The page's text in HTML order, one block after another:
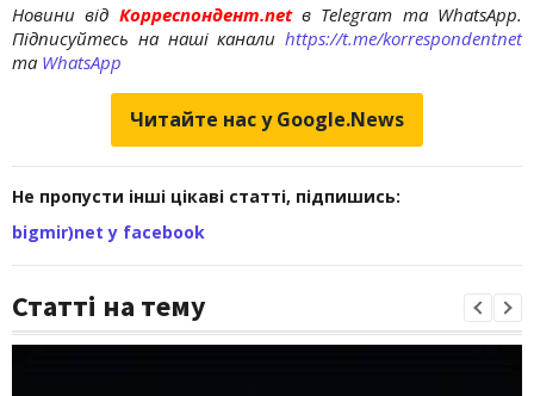
Новини від Корреспондент.netв Telegram та WhatsApp.
Підписуйтесь на наші канали https://t.me/korrespondentnet
та WhatsApp
Читайте нас у Google.News
Не пропусти інші цікаві статті, підпишись:
bigmir)net у facebook
Статті на тему